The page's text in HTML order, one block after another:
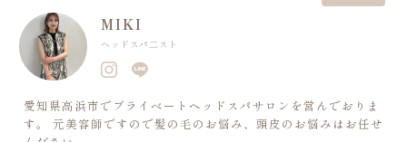
MIKI
ヘッドスパ二スト
愛知県高浜市でプライベートヘッドスパサロンを営んでおりま
す。 元美容師ですので髪の毛のお悩み、頭皮のお悩みはお任せ